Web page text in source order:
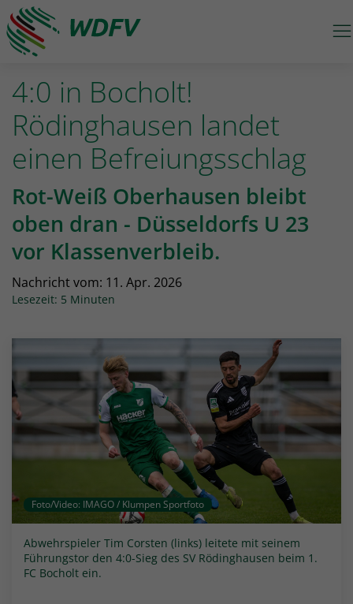
Logo: wdfv führt zur Starseite
4:0 in Bocholt!
Rödinghausen landet
einen Befreiungsschlag
Rot-Weiß Oberhausen bleibt
oben dran - Düsseldorfs U 23
vor Klassenverbleib.
Nachricht vom: 11. Apr. 2026
Lesezeit: 5 Minuten
Foto/Video: IMAGO / Klumpen Sportfoto
Abwehrspieler Tim Corsten (links) leitete mit seinem
Führungstor den 4:0-Sieg des SV Rödinghausen beim 1.
FC Bocholt ein.